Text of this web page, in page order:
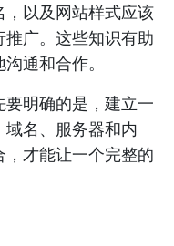
以及网站样式应该
广。这些知识有助
通和合作。
明确的是，建立一
名、服务器和内
才能让一个完整的